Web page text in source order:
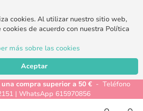
cookies. Al utilizar nuestro sitio web,
de acuerdo con nuestra Política
más sobre las cookies
Aceptar
una compra superior a 50 €- Teléfono
| WhatsApp 615970856